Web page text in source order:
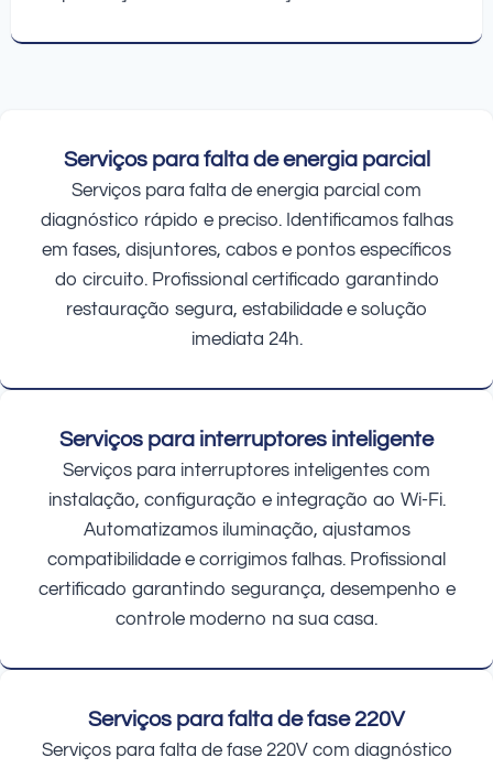
Serviços para falta de energia parcial
Serviços para falta de energia parcial com
diagnóstico rápido e preciso. Identificamos falhas
em fases, disjuntores, cabos e pontos específicos
do circuito. Profissional certificado garantindo
restauração segura, estabilidade e solução
imediata 24h.
Serviços para interruptores inteligente
Serviços para interruptores inteligentes com
instalação, configuração e integração ao Wi-Fi.
Automatizamos iluminação, ajustamos
compatibilidade e corrigimos falhas. Profissional
certificado garantindo segurança, desempenho e
controle moderno na sua casa.
Serviços para falta de fase 220V
Serviços para falta de fase 220V com diagnóstico